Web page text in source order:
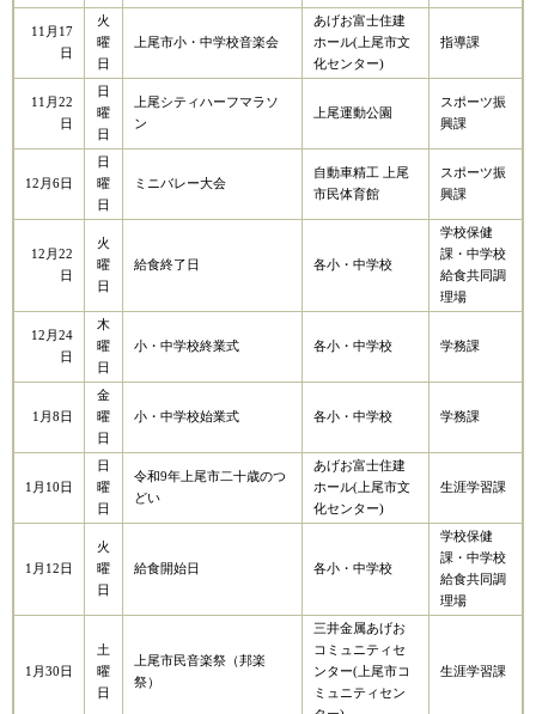
11月17
日
火
曜
日
上尾市小・中学校音楽会
あげお富士住建
ホール(上尾市文
化センター)
指導課
11月22
日
日
曜
日
上尾シティハーフマラソ
ン
上尾運動公園
スポーツ振
興課
12月6日
日
曜
日
ミニバレー大会
自動車精工 上尾
市民体育館
スポーツ振
興課
12月22
日
火
曜
日
給食終了日 各小・中学校
学校保健
課・中学校
給食共同調
理場
12月24
日
木
曜
日
小・中学校終業式 各小・中学校 学務課
1月8日
金
曜
日
小・中学校始業式 各小・中学校 学務課
1月10日
日
曜
日
令和9年上尾市二十歳のつ
どい
あげお富士住建
ホール(上尾市文
化センター)
生涯学習課
1月12日
火
曜
日
給食開始日 各小・中学校
学校保健
課・中学校
給食共同調
理場
1月30日
土
曜
日
上尾市民音楽祭（邦楽
祭）
三井金属あげお
コミュニティセ
ンター(上尾市コ
ミュニティセン
生涯学習課